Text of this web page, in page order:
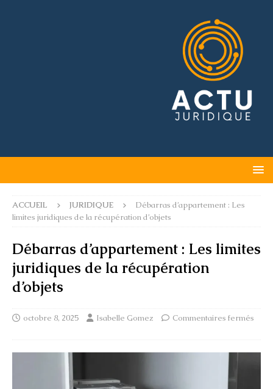
ACCUEIL JURIDIQUE
Débarras d’appartement : Les
limites juridiques de la récupération d’objets
Débarras d’appartement : Les limites
juridiques de la récupération
d’objets
octobre 8, 2025 Isabelle Gomez Commentaires fermés